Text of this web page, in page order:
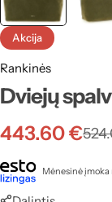
Akcija
Rankinės
Dviejų
443.60€
Mėnesinė įmoka